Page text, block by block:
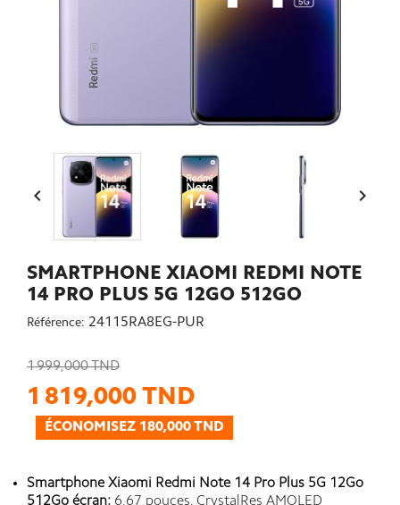
 
SMARTPHONE XIAOMI REDMI NOTE
14 PRO PLUS 5G 12GO 512GO
Référence: 24115RA8EG-PUR
1 999,000 TND
1 819,000 TND
ÉCONOMISEZ 180,000 TND
Smartphone Xiaomi Redmi Note 14 Pro Plus 5G 12Go
512Go écran: 6,67 pouces, CrystalRes AMOLED